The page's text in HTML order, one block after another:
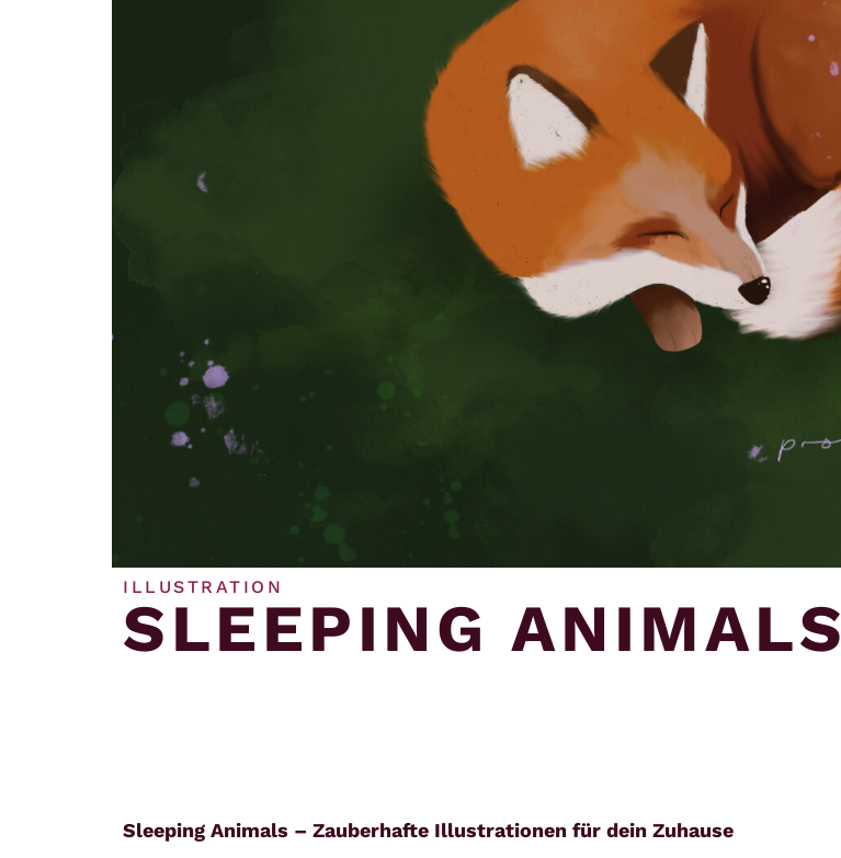
ILLUSTRATION
SLEEPING ANIMALS
Sleeping Animals – Zauberhafte Illustrationen für dein Zuhause